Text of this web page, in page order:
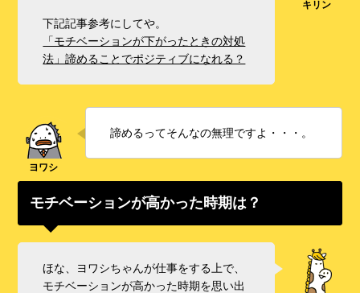
下記記事参考にしてや。
「モチベーションが下がったときの対処
法」諦めることでポジティブになれる？
諦めるってそんなの無理ですよ・・・。
モチベーションが高かった時期は？
ほな、ヨワシちゃんが仕事をする上で、
モチベーションが高かった時期を思い出